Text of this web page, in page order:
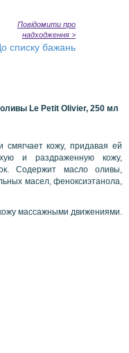
Повідомити про
надходження >
списку бажань
Le Petit Olivier, 250 мл
кожу, придавая ей
и раздраженную кожу,
Содержит масло оливы,
масел, феноксиэтанола,
массажными движениями.